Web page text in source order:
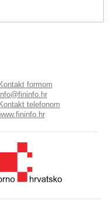
formom
Kontakt telefonom